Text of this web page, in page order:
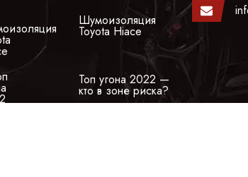
Шумоизоляция
Toyota Hiace
Топ угона 2022 —
кто в зоне риска?